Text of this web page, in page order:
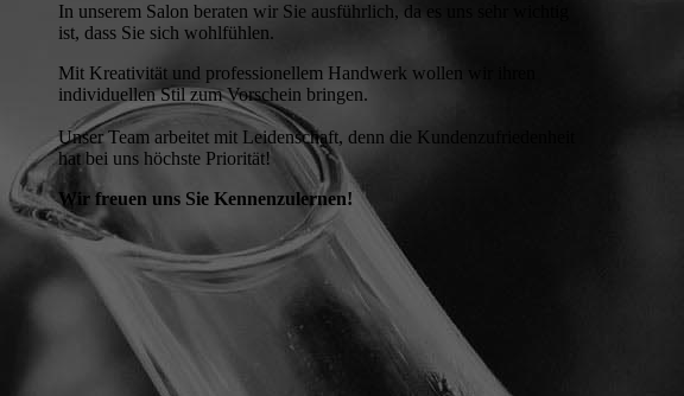
In unserem Salon beraten wir Sie ausführlich, da es uns sehr wichtig
ist, dass Sie sich wohlfühlen.
Mit Kreativität und professionellem Handwerk wollen wir ihren
individuellen Stil zum Vorschein bringen.
Unser Team arbeitet mit Leidenschaft, denn die Kundenzufriedenheit
hat bei uns höchste Priorität!
Wir freuen uns Sie Kennenzulernen!